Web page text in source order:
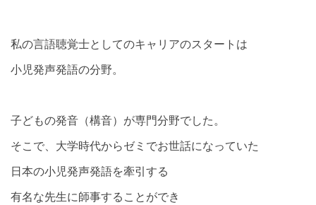
私の言語聴覚士としてのキャリアのスタートは
小児発声発語の分野。
子どもの発音（構音）が専門分野でした。
そこで、大学時代からゼミでお世話になっていた
日本の小児発声発語を牽引する
有名な先生に師事することができ